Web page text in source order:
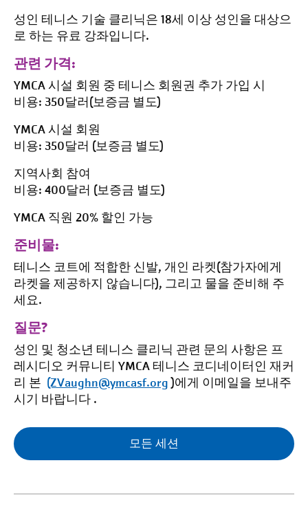
성인 테니스 기술 클리닉은 18세 이상 성인을 대상으
로 하는 유료 강좌입니다.
관련 가격:
YMCA 시설 회원 중 테니스 회원권 추가 가입 시
비용: 350달러(보증금 별도)
YMCA 시설 회원
비용: 350달러 (보증금 별도)
지역사회 참여
비용: 400달러 (보증금 별도)
YMCA 직원 20% 할인 가능
준비물:
테니스 코트에 적합한 신발, 개인 라켓(참가자에게
라켓을 제공하지 않습니다), 그리고 물을 준비해 주
세요.
질문?
성인 및 청소년 테니스 클리닉 관련 문의 사항은 프
레시디오 커뮤니티 YMCA 테니스 코디네이터인 재커
리 본 (ZVaughn@ymcasf.org)에게 이메일을 보내주
시기 바랍니다 .
모든 세션